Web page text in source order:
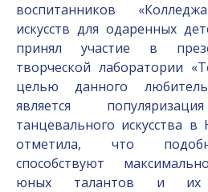
воспитанников
искусств для одаренных
принял участие в
творческой лаборатории
целью данного
является
танцевального искусства
отметила, что
способствуют
юных талантов и их